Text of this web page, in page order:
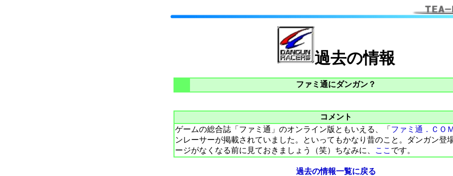
過去の情報
ファミ通にダンガン？
コメント
ゲームの総合誌「ファミ通」のオンライン版ともいえる、「 ファミ通．ＣＯ
ンレーサーが掲載されていました。といってもかなり昔のこと。ダンガン登
ージがなくなる前に見ておきましょう（笑）ちなみに、
ここ です。
過去の情報一覧に戻る